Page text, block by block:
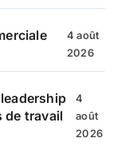
4 août
2026
de travail
4
août
2026